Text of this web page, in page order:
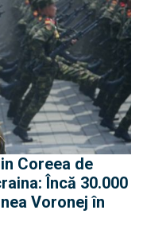
Coreea de
Încă 30.000
Voronej în